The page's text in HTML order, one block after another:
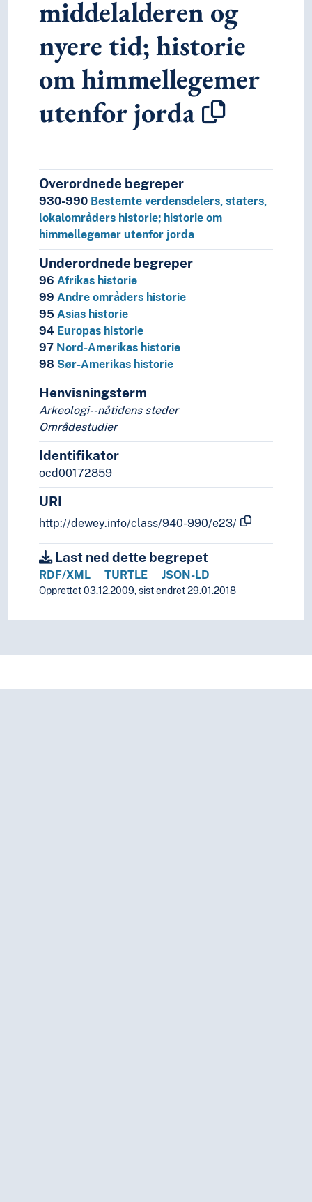
middelalderen og
nyere tid; historie
om himmellegemer
utenfor jorda
Overordnede begreper
930-990 Bestemte verdensdelers, staters,
lokalområders historie; historie om
himmellegemer utenfor jorda
Underordnede begreper
96 Afrikas historie
99 Andre områders historie
95 Asias historie
94 Europas historie
97 Nord-Amerikas historie
98 Sør-Amerikas historie
Henvisningsterm
Arkeologi--nåtidens steder
Områdestudier
Identifikator
ocd00172859
URI
http://dewey.info/class/940-990/e23/
Last ned dette begrepet
RDF/XML TURTLE JSON-LD
Opprettet 03.12.2009, sist endret 29.01.2018